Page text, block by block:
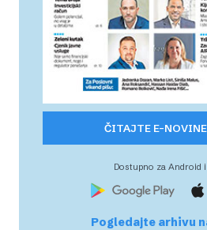
ČITAJTE E-
Dostupno za Android
Pogledajte arhivu